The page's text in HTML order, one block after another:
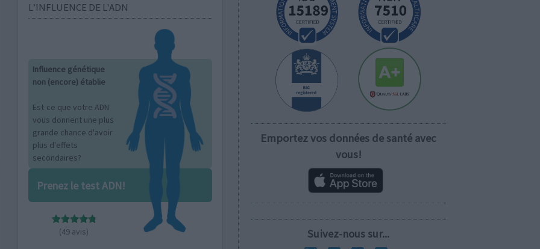
L’INFLUENCE DE L'ADN
Influence génétique
non (encore) établie
Est-ce que votre ADN
vous donnent une plus
grande chance d'avoir
plus d'effets
secondaires?
Prenez le test ADN!
(49 avis)
Emportez vos données de santé avec
vous!
Suivez-nous sur...